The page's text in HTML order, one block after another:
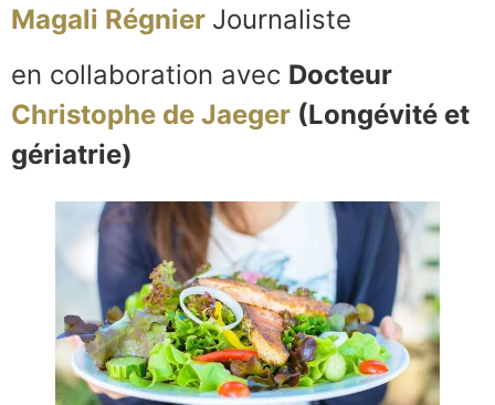
Magali Régnier Journaliste
en collaboration avec Docteur
Christophe de Jaeger (Longévité et
gériatrie)